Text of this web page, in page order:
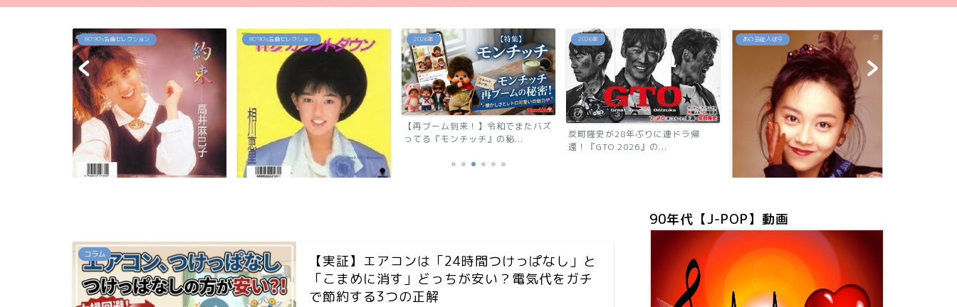
80`90's名曲セレクション 80`90's名曲セレクション 2026年
【再ブーム到来！】令和でまたバズ
ってる『モンチッチ』の秘...
反町隆史が28年ぶりに連ドラ帰
還！『GTO 2026』の...
あの芸能人は今
「浅香唯の現在は？旦那も子供も芸
能人！有名グループ全員が...
あの芸能人は今
コラム
【実証】エアコンは「24時間つけっぱなし」と
「こまめに消す」どっちが安い？電気代をガチ
で節約する3つの正解
90年代【J-POP】動画